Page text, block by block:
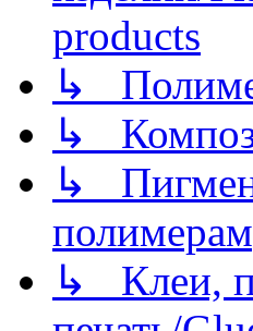
products
↳
↳
↳
↳ Клеи,